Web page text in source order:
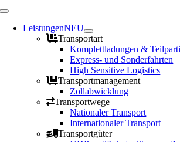
Toggle
NavigationLeistungenNEU
Transportart
Komplettladungen &
Express- und Sonderfahrten
High Sensitive Logistics
Transportmanagement
Zollabwicklung
Transportwege
Nationaler Transport
Internationaler Transport
Transportgüter